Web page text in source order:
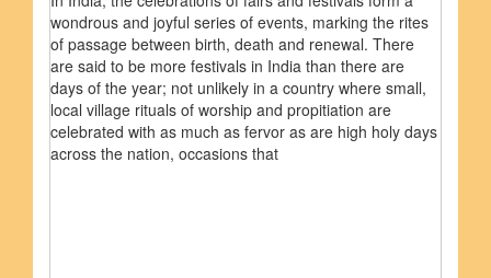
wondrous and joyful series of events, marking the rites
of passage between birth, death and renewal. There
are said to be more festivals in India than there are
days of the year; not unlikely in a country where small,
local village rituals of worship and propitiation are
celebrated with as much as fervor as are high holy days
across the nation, occasions that